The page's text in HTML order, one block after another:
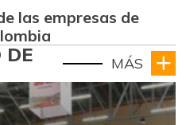
las empresas de
DE MÁS